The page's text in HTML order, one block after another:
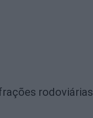
rodoviárias